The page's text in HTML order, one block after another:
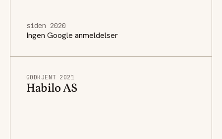
siden 2020
Ingen Google anmeldelser
GODKJENT 2021
Habilo AS